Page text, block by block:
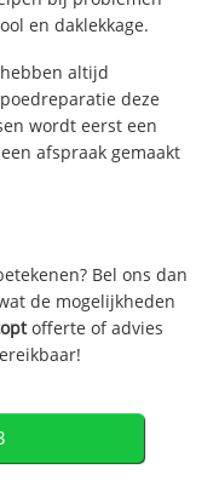
en daklekkage.
altijd
deze
wordt eerst een
afspraak gemaakt
Bel ons dan
de mogelijkheden
offerte of advies